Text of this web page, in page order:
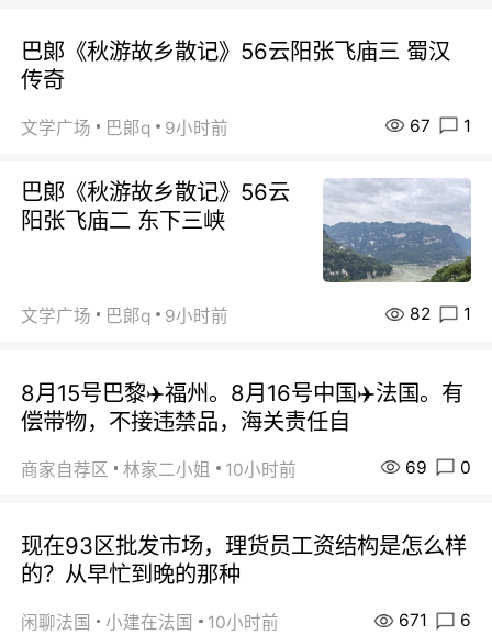
巴郞《秋游故乡散记》56云阳张飞庙三 蜀汉
传奇
文学广场 巴郞q 9小时前 67 1
巴郞《秋游故乡散记》56云
阳张飞庙二 东下三峡
文学广场 巴郞q 9小时前 82 1
8月15号巴黎✈️福州。8月16号中国✈️法国。有
偿带物，不接违禁品，海关责任自
商家自荐区 林家二小姐 10小时前 69 0
现在93区批发市场，理货员工资结构是怎么样
的？从早忙到晚的那种
闲聊法国 小建在法国 10小时前 671 6